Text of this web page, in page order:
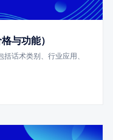
与功能）
话术类别、行业应用、